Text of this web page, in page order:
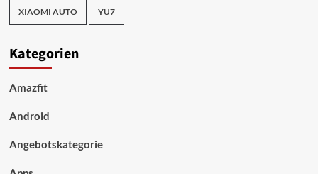
XIAOMI AUTO YU7
Kategorien
Amazfit
Android
Angebotskategorie